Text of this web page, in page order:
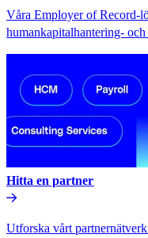
Våra Employer of Record-
humankapitalhantering-
Hitta en partner​​
Utforska vårt